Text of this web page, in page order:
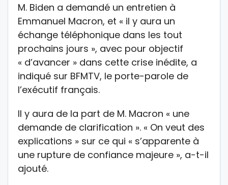
M. Biden a demandé un entretien à
Emmanuel Macron, et « il y aura un
échange téléphonique dans les tout
prochains jours », avec pour objectif
« d’avancer » dans cette crise inédite, a
indiqué sur BFMTV, le porte-parole de
l’exécutif français.
Il y aura de la part de M. Macron « une
demande de clarification ». « On veut des
explications » sur ce qui « s’apparente à
une rupture de confiance majeure », a-t-il
ajouté.